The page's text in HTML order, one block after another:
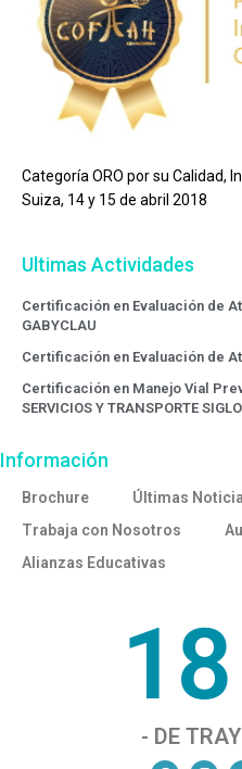
Categoría ORO por su Calidad,
Suiza, 14 y 15 de abril 2018
Ultimas Actividades
Certificación en Evaluación de
GABYCLAU
Certificación en Evaluación de
Certificación en Manejo Vial
SERVICIOS Y TRANSPORTE
Información
Brochure
Últimas
Trabaja con Nosotros
Alianzas Educativas
18
- DE